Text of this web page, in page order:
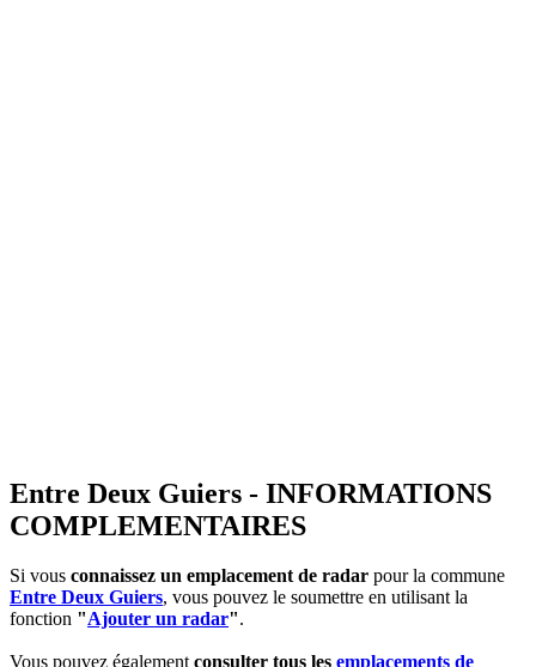
Entre Deux Guiers - INFORMATIONS
COMPLEMENTAIRES
Si vous connaissez un emplacement de radar pour la commune
Entre Deux Guiers, vous pouvez le soumettre en utilisant la
fonction "Ajouter un radar".
Vous pouvez égalementconsulter tous les emplacements de